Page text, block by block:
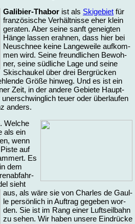
Ga­li­bier-Tha­bor ist als Ski­ge­biet für
fran­zö­si­sche Ver­hält­nis­se eher klein
ge­ra­ten. Aber sei­ne sanft ge­neig­ten
Hän­ge las­sen er­ah­nen, dass hier bei
Neu­schnee kei­ne Lan­ge­wei­le auf­kom­
men wird. Sei­ne freund­li­chen Be­woh­
ner, sei­ne süd­li­che La­ge und sei­ne
Ski­schau­kel über drei Berg­rüc­ken
Grö­ße hin­weg. Und es ist ein
Zeit, in der an­de­re Ge­bie­te Haupt­
teu­er oder über­lau­fen
an­ders.
Wel­che
als ein
wenn
auf
Es
dem
sieht
aus, als wä­re sie von Charles de Gaul­
le per­sön­lich in Auf­trag ge­ge­ben wor­
den. Sie ist im Rang ei­ner Luft­seil­bahn
zu se­hen. Wir ha­ben un­se­re Ein­drücke